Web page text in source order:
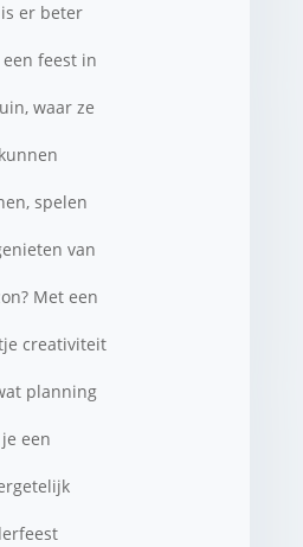
er beter
feest in
waar ze
spelen
van
Met een
creativiteit
planning
een